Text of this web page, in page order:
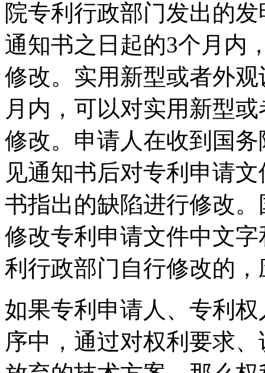
院专利行政部门发出的
通知书之日起的3个月内
修改。实用新型或者外
月内，可以对实用新型
修改。申请人在收到国
见通知书后对专利申请
书指出的缺陷进行修改
修改专利申请文件中文
利行政部门自行修改的
如果专利申请人、专利
序中，通过对权利要求